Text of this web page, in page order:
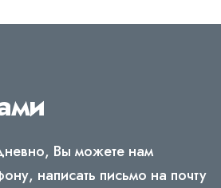
Вы можете нам
написать письмо на почту